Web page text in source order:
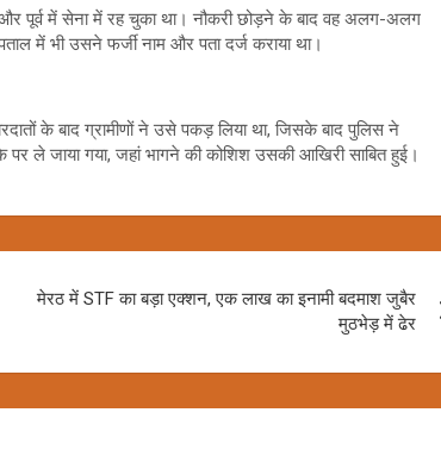
पूर्व में सेना में रह चुका था। नौकरी छोड़ने के बाद वह अलग-अलग
में भी उसने फर्जी नाम और पता दर्ज कराया था।
के बाद ग्रामीणों ने उसे पकड़ लिया था, जिसके बाद पुलिस ने
ले जाया गया, जहां भागने की कोशिश उसकी आखिरी साबित हुई।
मेरठ में STF का बड़ा एक्शन, एक लाख का इनामी बदमाश जुबैर
मुठभेड़ में ढेर